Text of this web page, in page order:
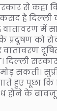
से कहा
है
वातावरण में
प्रदूषण को
दिल्ली
सकती।
हुए पूछा कि
होने के